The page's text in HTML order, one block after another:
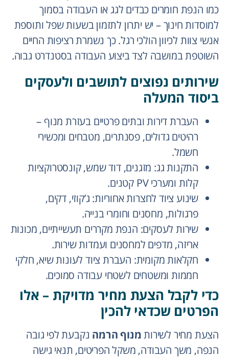
כמו הנפת חומרים כבדים לגג או העבודה בסמוך
למוסדות חינוך – יש יתרון לתזמון בשעות שפל ותוספת
אנשי צוות לכיוון הולכי רגל. כך נשמרת רציפות החיים
השוטפת במושבה לצד ביצוע העבודה בסטנדרט גבוה.
שירותים נפוצים לתושבים ולעסקים
ביסוד המעלה
העברת דירות ובתים פרטיים בעזרת מנוף –
רהיטים גדולים, פסנתרים, מטבחים ומכשירי
חשמל.
התקנות גג: מזגנים, דוד שמש, קונסטרוקציות
קלות ומערכי PV קטנים.
שינוע ציוד לחצרות אחוריות: ג’קוזי, דקים,
פרגולות, מחסנים וחומרי בנייה.
שירות לעסקים: הנפת מקררים תעשייתיים, מכונות
אריזה, מדפים למחסנים ועמדות שירות.
חקלאות מקומית: העברת ציוד לעונות שיא, חלקי
חממות ומשטחים לשטחי עבודה סמוכים.
כדי לקבל הצעת מחיר מדויקת – אלו
הפרטים שכדאי להכין
הצעת מחיר לשירותמנוף הרמה נקבעת לפי גובה
הנפה, משך העבודה, משקל הפריטים, תנאי גישה